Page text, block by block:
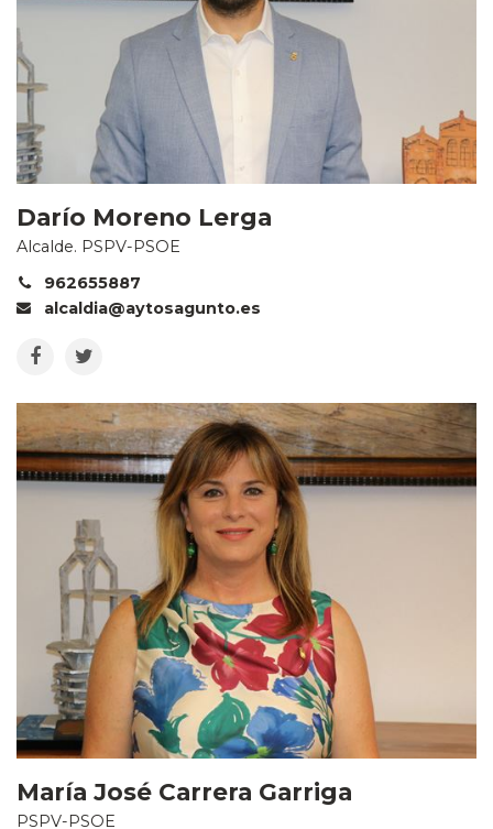
Darío Moreno Lerga
Alcalde. PSPV-PSOE
962655887
alcaldia@aytosagunto.es
María José Carrera Garriga
PSPV-PSOE